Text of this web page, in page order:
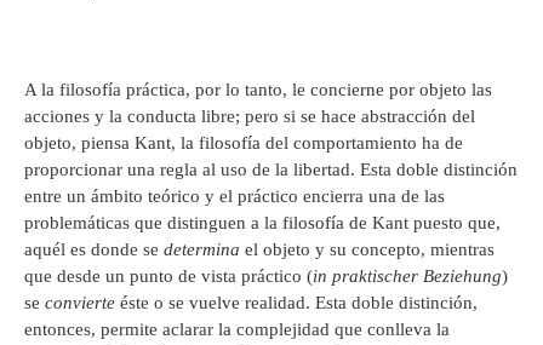
A la filosofía práctica, por lo tanto, le concierne por objeto las
acciones y la conducta libre; pero si se hace abstracción del
objeto, piensa Kant, la filosofía del comportamiento ha de
proporcionar una regla al uso de la libertad. Esta doble distinción
entre un ámbito teórico y el práctico encierra una de las
problemáticas que distinguen a la filosofía de Kant puesto que,
aquél es donde se determina el objeto y su concepto, mientras
que desde un punto de vista práctico (in praktischer Beziehung)
se convierte éste o se vuelve realidad. Esta doble distinción,
entonces, permite aclarar la complejidad que conlleva la